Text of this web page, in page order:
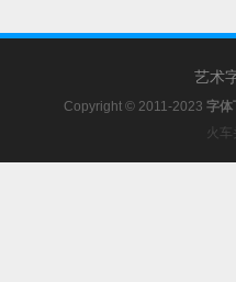
艺术
Copyright © 2011-2023 字体
火车